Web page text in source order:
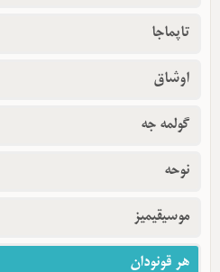
تاپماجا
اوشاق
گولمه جه
نوحه
موسیقیمیز
هر قونودان